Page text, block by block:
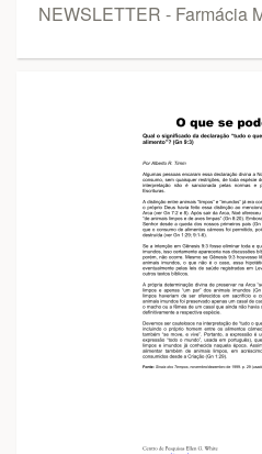
NEWSLETTER - Farmácia